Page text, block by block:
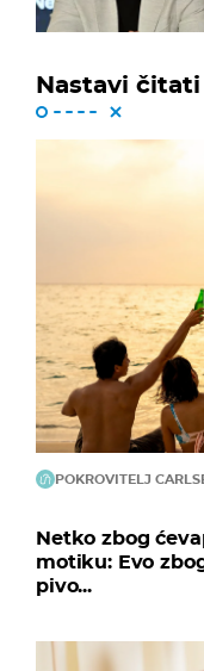
Nastavi čitati
POKROVITELJ
Netko zbog
motiku: Evo
pivo...